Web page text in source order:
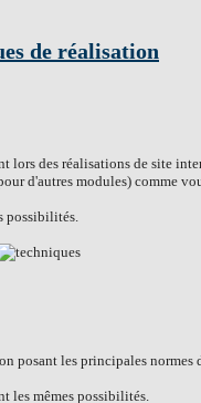
de réalisation
lors des réalisations de site
d'autres modules) comme
possibilités.
posant les principales normes
les mêmes possibilités.